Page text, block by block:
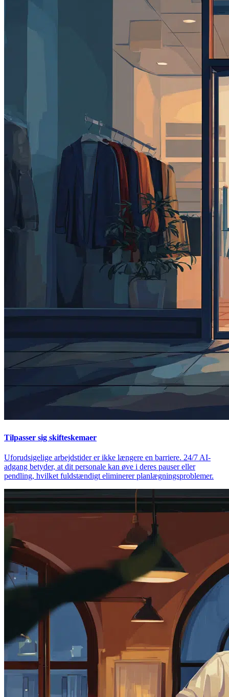
Tilpasser sig skifteskemaer
Uforudsigelige arbejdstider er ikke længere en barriere. 24/7 AI-
adgang betyder, at dit personale kan øve i deres pauser eller
pendling, hvilket fuldstændigt eliminerer planlægningsproblemer.